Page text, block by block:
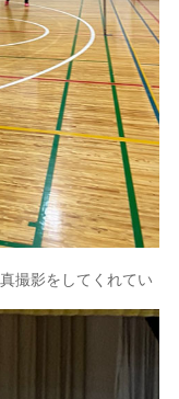
撮影をしてくれてい